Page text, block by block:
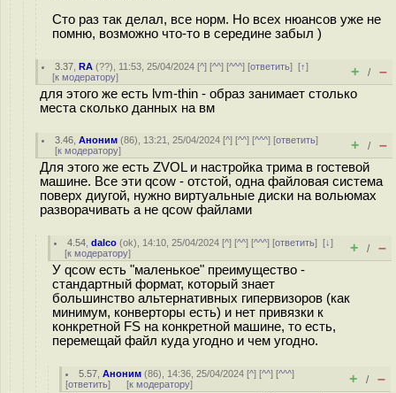
Сто раз так делал, все норм. Но всех нюансов уже не
помню, возможно что-то в середине забыл )
3.37 ,RA (??), 11:53, 25/04/2024 [^] [^^] [^^^] [ответить][↑]
[к модератору] + / –
для этого же есть lvm-thin - образ занимает столько
места сколько данных на вм
3.46 ,Аноним (86), 13:21, 25/04/2024 [^] [^^] [^^^] [ответить]
[к модератору] + / –
Для этого же есть ZVOL и настройка трима в гостевой
машине. Все эти qcow - отстой, одна файловая система
поверх диугой, нужно виртуальные диски на вольюмах
разворачивать а не qcow файлами
4.54 ,dalco (ok), 14:10, 25/04/2024 [^] [^^] [^^^] [ответить][↓]
[к модератору] + / –
У qcow есть "маленькое" преимущество -
стандартный формат, который знает
большинство альтернативных гипервизоров (как
минимум, конверторы есть) и нет привязки к
конкретной FS на конкретной машине, то есть,
перемещай файл куда угодно и чем угодно.
5.57 ,Аноним (86), 14:36, 25/04/2024 [^] [^^] [^^^]
[ответить] [к модератору] + / –